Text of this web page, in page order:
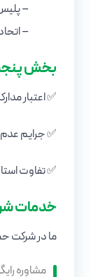
–
–
بخش
✅ اعتبار مدارک:
✅ جرایم
✅ تفاوت
خدمات
ما در شرکت
مشاوره